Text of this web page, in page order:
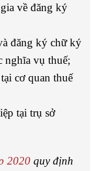
về đăng ký
đăng ký chữ ký
nghĩa vụ thuế;
cơ quan thuế
tại trụ sở
2020quy định